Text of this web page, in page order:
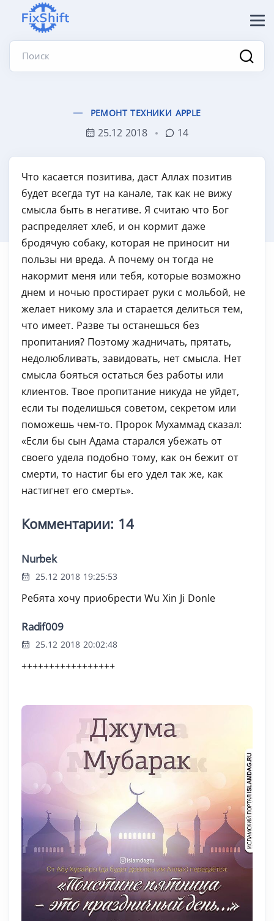
Поиск
РЕМОНТ ТЕХНИКИ APPLE
25.12 2018 14
Что касается позитива, даст Аллах позитив
будет всегда тут на канале, так как не вижу
смысла быть в негативе. Я считаю что Бог
распределяет хлеб, и он кормит даже
бродячую собаку, которая не приносит ни
пользы ни вреда. А почему он тогда не
накормит меня или тебя, которые возможно
днем и ночью простирает руки с мольбой, не
желает никому зла и старается делиться тем,
что имеет. Разве ты останешься без
пропитания? Поэтому жадничать, прятать,
недолюбливать, завидовать, нет смысла. Нет
смысла бояться остаться без работы или
клиентов. Твое пропитание никуда не уйдет,
если ты поделишься советом, секретом или
поможешь чем-то. Пророк Мухаммад сказал:
«Если бы сын Адама старался убежать от
своего удела подобно тому, как он бежит от
смерти, то настиг бы его удел так же, как
настигнет его смерть».
Комментарии: 14
Nurbek
25.12 2018 19:25:53
Ребята хочу приобрести Wu Xin Ji Donle
Radif009
25.12 2018 20:02:48
+++++++++++++++++